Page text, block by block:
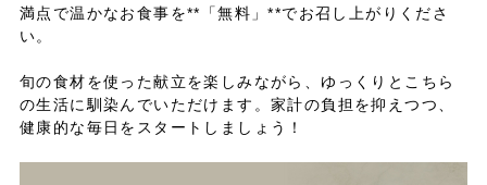
満点で温かなお食事を**「無料」**でお召し上がりくださ
い。
旬の食材を使った献立を楽しみながら、ゆっくりとこちら
の生活に馴染んでいただけます。家計の負担を抑えつつ、
健康的な毎日をスタートしましょう！